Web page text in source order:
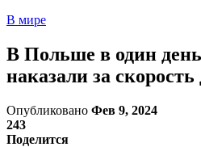
В мире
В Польше в один
наказали за скорость
Опубликовано Фев 9, 2024
243
Поделится